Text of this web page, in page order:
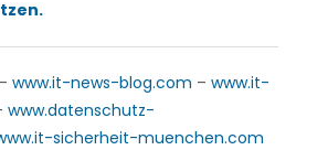
– www.it-news-blog.com – www.it-
www.datenschutz-
sicherheit-muenchen.com